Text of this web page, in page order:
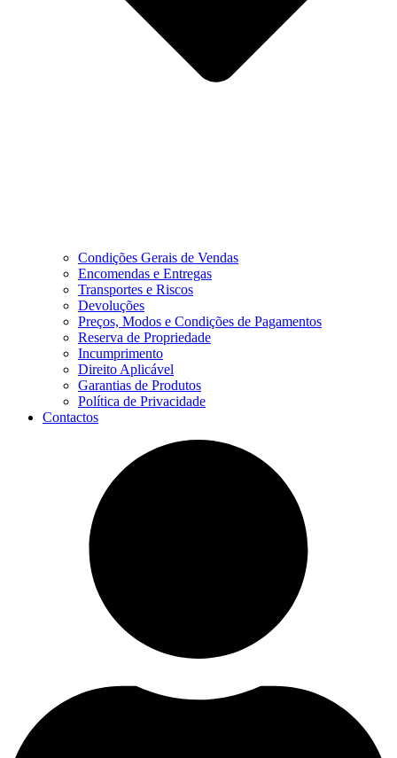
Condições Gerais de Vendas
Encomendas e Entregas
Transportes e Riscos
Devoluções
Preços, Modos e Condições de Pagamentos
Reserva de Propriedade
Incumprimento
Direito Aplicável
Garantias de Produtos
Política de Privacidade
Contactos